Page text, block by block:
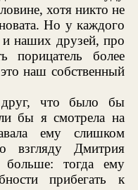
хотя никто не
Но у каждого
наших друзей, про
более
наш собственный
что было бы
бы я смотрела на
ему слишком
взгляду Дмитрия
больше: тогда ему
прибегать к